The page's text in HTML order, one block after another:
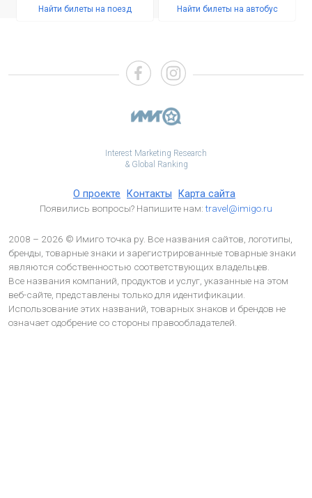
Найти билеты на поезд Найти билеты на автобус
Interest Marketing Research
& Global Ranking
О проекте Контакты Карта сайта
Появились вопросы? Напишите нам:travel@imigo.ru
2008 – 2026 © Имиго точка ру. Все названия сайтов, логотипы,
бренды, товарные знаки и зарегистрированные товарные знаки
являются собственностью соответствующих владельцев.
Все названия компаний, продуктов и услуг, указанные на этом
веб-сайте, представлены только для идентификации.
Использование этих названий, товарных знаков и брендов не
означает одобрение со стороны правообладателей.